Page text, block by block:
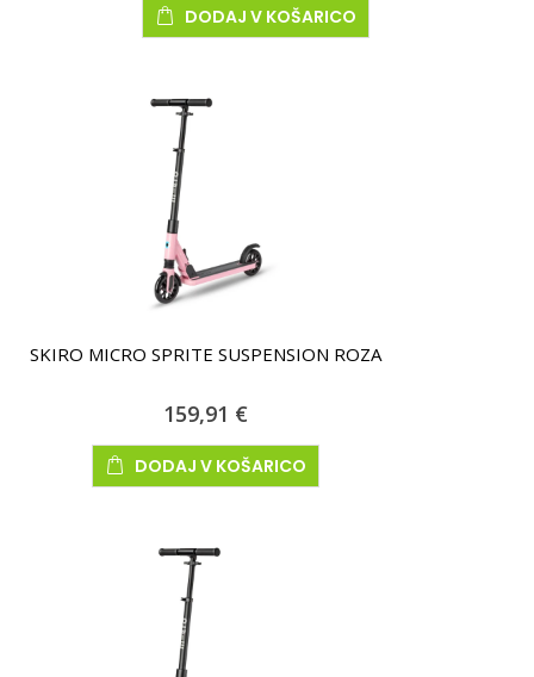
DODAJ V KOŠARICO
SKIRO MICRO SPRITE SUSPENSION ROZA
159,91 €
DODAJ V KOŠARICO